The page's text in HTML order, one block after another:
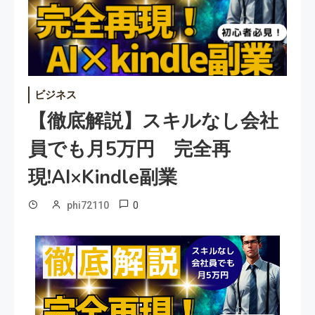
ビジネス
【徹底解説】スキルなし会社
員でも月5万円 完全再
現!AI×kindle副業
phi72110 0